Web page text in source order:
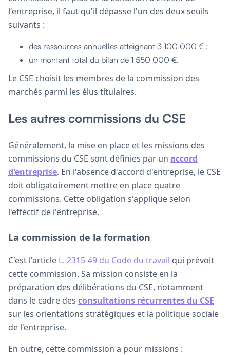
l'entreprise, il faut qu'il dépasse l'un des deux seuils
suivants :
des ressources annuelles atteignant 3 100 000 € ;
un montant total du bilan de 1 550 000 €.
Le CSE choisit les membres de la commission des
marchés parmi les élus titulaires.
Les autres commissions du CSE
Généralement, la mise en place et les missions des
commissions du CSE sont définies par un accord
d'entreprise. En l'absence d'accord d'entreprise, le CSE
doit obligatoirement mettre en place quatre
commissions. Cette obligation s'applique selon
l'effectif de l'entreprise.
La commission de la formation
C'est l'article L. 2315-49 du Code du travail qui prévoit
cette commission. Sa mission consiste en la
préparation des délibérations du CSE, notamment
dans le cadre des consultations récurrentes du CSE
sur les orientations stratégiques et la politique sociale
de l'entreprise.
En outre, cette commission a pour missions :